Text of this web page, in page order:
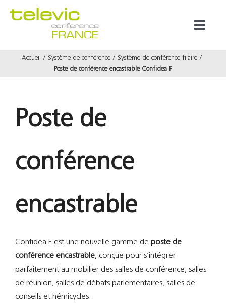
Accueil Système de conférence
Système de conférence filaire
Poste de conférence encastrable Confidea F
Poste de
conférence
encastrable
Confidea F est une nouvelle gamme de poste de
conférence encastrable, conçue pour s’intégrer
parfaitement au mobilier des salles de conférence, salles
de réunion, salles de débats parlementaires, salles de
conseils et hémicycles.